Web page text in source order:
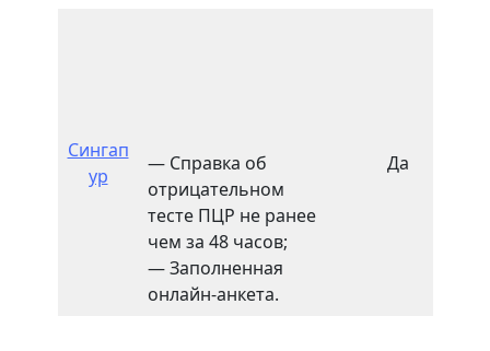
Сингап
ур
— Справка об
отрицательном
тесте ПЦР не ранее
чем за 48 часов;
— Заполненная
онлайн-анкета.
Да